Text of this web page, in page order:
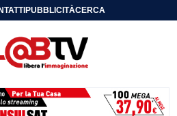
PUBBLICITÀCERCA